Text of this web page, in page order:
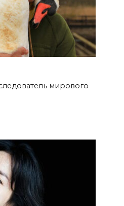
мирового